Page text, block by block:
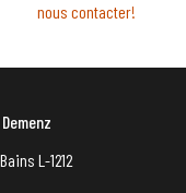
nous contacter!
L-1212